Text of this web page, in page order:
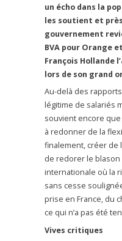
un écho dans la
les soutient et
gouvernement
BVA pour Orange
François Hollande
lors de son grand
Au-delà des
légitime de salariés
souvient encore que
à redonner de la
finalement, créer de
de redorer le blason
internationale où la
sans cesse
prise en France, du
ce qui n’a pas été
Vives critiques